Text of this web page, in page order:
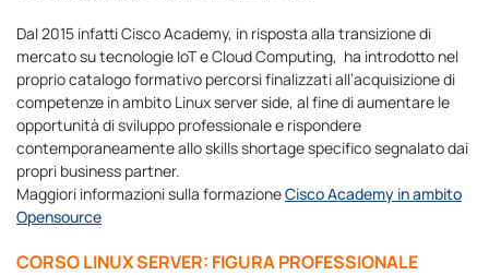
Dal 2015 infatti Cisco Academy, in risposta alla transizione di
mercato su tecnologie IoT e Cloud Computing, ha introdotto nel
proprio catalogo formativo percorsi finalizzati all’acquisizione di
competenze in ambito Linux server side, al fine di aumentare le
opportunità di sviluppo professionale e rispondere
contemporaneamente allo skills shortage specifico segnalato dai
propri business partner.
Maggiori informazioni sulla formazioneCisco Academy in ambito
Opensource
CORSO LINUX SERVER: FIGURA PROFESSIONALE